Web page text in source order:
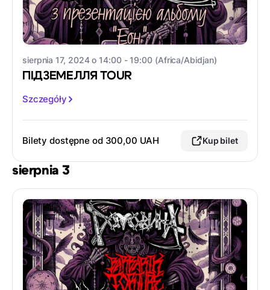
sierpnia 17, 2024 o 14:00 - 19:00 (Africa/Abidjan)
ПІДЗЕМЕЛЛЯ TOUR
Szczegóły
Bilety dostępne od 300,00 UAH Kup bilet
sierpnia 3